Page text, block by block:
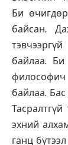
Би
байсан.
байлаа.
байлаа.
эхний
ганц